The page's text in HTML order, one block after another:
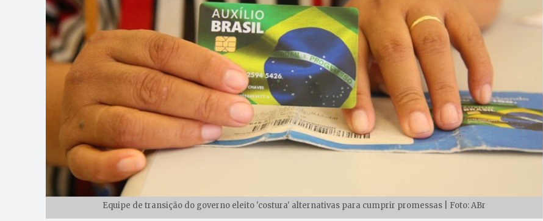
Equipe de transição do governo eleito 'costura' alternativas para cumprir promessas | Foto: ABr